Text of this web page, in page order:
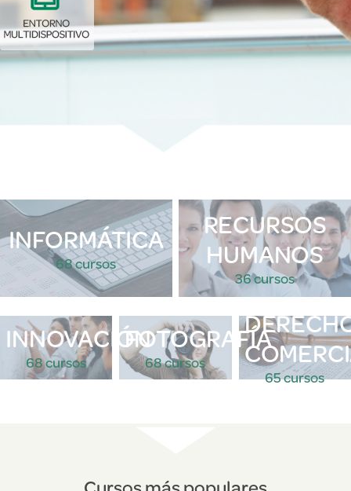
INFORMÁTICA
68 cursos
RECURSOS
HUMANOS
36 cursos
INNOVACIÓN
68 cursos
FOTOGRAFÍA
68 cursos
65 cursos